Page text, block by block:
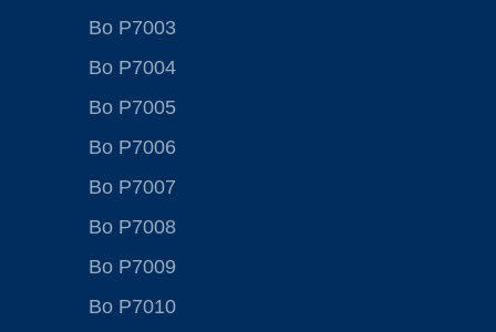
Bo P7003
Bo P7004
Bo P7005
Bo P7006
Bo P7007
Bo P7008
Bo P7009
Bo P7010